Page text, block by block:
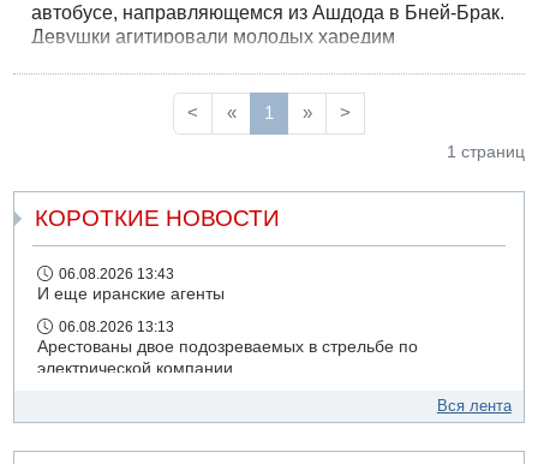
автобусе, направляющемся из Ашдода в Бней-Брак.
Девушки агитировали молодых харедим
народе есть такое зло и ненависть».
< « 1 » >
1 страниц
КОРОТКИЕ НОВОСТИ
06.08.2026 13:43
И еще иранские агенты
06.08.2026 13:13
Арестованы двое подозреваемых в стрельбе по
электрической компании
Возле Кирьят-Арбы пожар на местности
06.08.2026 12:06
Вся лента